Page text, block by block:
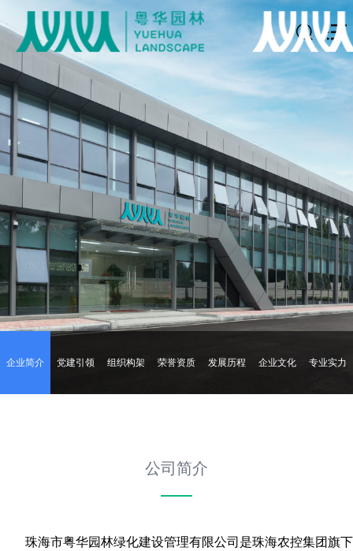
企业简介 党建引领 组织构架 荣誉资质 发展历程 企业文化 专业实力
公司简介
珠海市粤华园林绿化建设管理有限公司是珠海农控集团旗下